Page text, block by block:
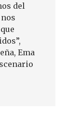
del
Ema